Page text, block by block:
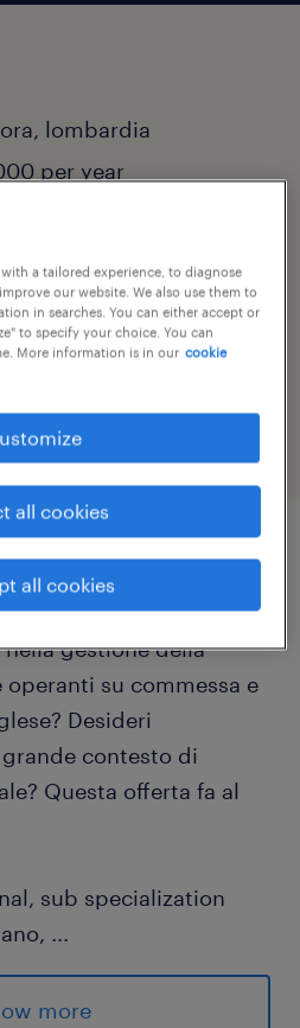
lombardia
per year
nella gestione della
su commessa e
Desideri
contesto di
Questa offerta fa al
sub specialization
...
operante
strutturata per
more
a tailored experience, to diagnose
our website. We also use them to
in searches. You can either accept or
to specify your choice. You can
More information is in our cookie
all cookies
all cookies